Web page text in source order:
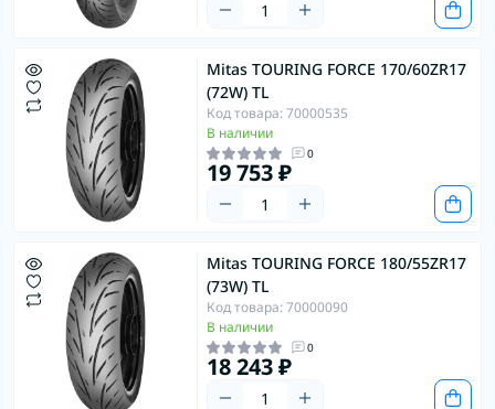
Mitas TOURING FORCE 170/60ZR17
(72W) TL
Код товара: 70000535
В наличии
0
19 753 ₽
Mitas TOURING FORCE 180/55ZR17
(73W) TL
Код товара: 70000090
В наличии
0
18 243 ₽